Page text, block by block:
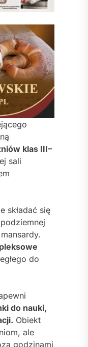
klas III–
sali
składać się
do
do nauki,
Obiekt
ale
godzinami